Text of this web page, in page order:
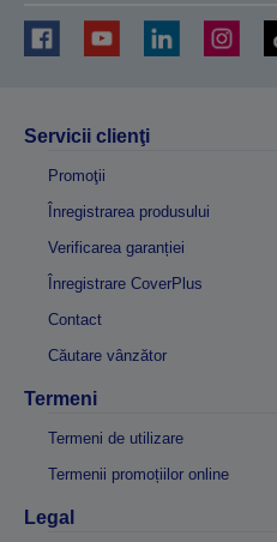
Servicii clienţi
Promoţii
Înregistrarea produsului
Verificarea garanției
Înregistrare CoverPlus
Contact
Căutare vânzător
Termeni
Termeni de utilizare
Termenii promoțiilor online
Legal